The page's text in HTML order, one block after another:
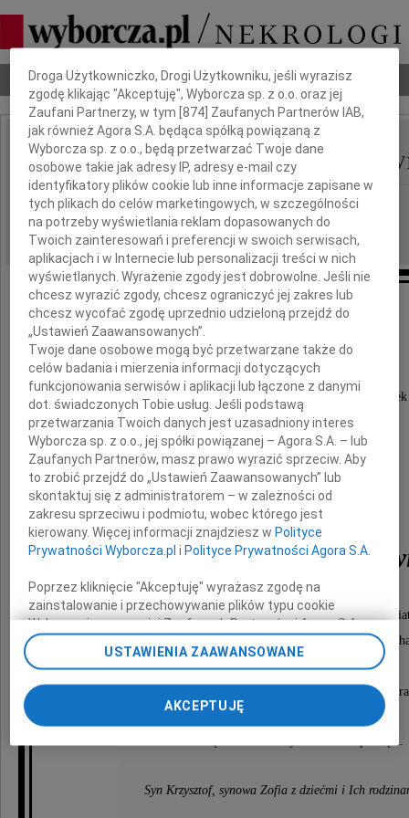
Nekrologi Odeszli Poradnik pogrzebowy
IMIĘ I NAZWISKO: Ludwik Marian
REGION: cała Polska
DATA EMISJI: 03.06.2020
Z ogromnym bólem i żalem informujemy,
że w wieku 97 lat
w dniu 28 maja 2020 roku odszedł
Nasz Najukochańszy Tata, Dziadek i Pradziadek
płk nawigator w st. sp.
Ludwik Marian
Kresowiak ur. w Tarnopolu, Kombatant II wojny
Był niezwykłym człowiekiem, pełnym dobroci, pogody
z ogromnym szacunkiem do każdego.
Nauczyciel wielu wojskowych roczników kadr lotniczych
Zawsze będziesz w Naszych sercach i pamięci.
Syn Krzysztof, synowa Zofia z dziećmi i Ich
Dbamy o Twoją prywatność
Droga Użytkowniczko, Drogi Użytkowniku, jeśli wyrazisz
zgodę klikając "Akceptuję", Wyborcza sp. z o.o. oraz jej
Zaufani Partnerzy, w tym [874] Zaufanych Partnerów IAB,
jak również Agora S.A. będąca spółką powiązaną z
Wyborcza sp. z o.o., będą przetwarzać Twoje dane
osobowe takie jak adresy IP, adresy e-mail czy
identyfikatory plików cookie lub inne informacje zapisane w
tych plikach do celów marketingowych, w szczególności
na potrzeby wyświetlania reklam dopasowanych do
Twoich zainteresowań i preferencji w swoich serwisach,
aplikacjach i w Internecie lub personalizacji treści w nich
wyświetlanych. Wyrażenie zgody jest dobrowolne. Jeśli nie
chcesz wyrazić zgody, chcesz ograniczyć jej zakres lub
chcesz wycofać zgodę uprzednio udzieloną przejdź do
„Ustawień Zaawansowanych”.
Twoje dane osobowe mogą być przetwarzane także do
celów badania i mierzenia informacji dotyczących
funkcjonowania serwisów i aplikacji lub łączone z danymi
dot. świadczonych Tobie usług. Jeśli podstawą
przetwarzania Twoich danych jest uzasadniony interes
Wyborcza sp. z o.o., jej spółki powiązanej – Agora S.A. – lub
Zaufanych Partnerów, masz prawo wyrazić sprzeciw. Aby
to zrobić przejdź do „Ustawień Zaawansowanych” lub
skontaktuj się z administratorem – w zależności od
zakresu sprzeciwu i podmiotu, wobec którego jest
kierowany. Więcej informacji znajdziesz wPolityce
Prywatności Wyborcza.pl iPolityce Prywatności Agora S.A.
Poprzez kliknięcie "Akceptuję" wyrażasz zgodę na
zainstalowanie i przechowywanie plików typu cookie
Wyborczej sp. z o. o. jej Zaufanych Partnerów i Agora S.A.
na Twoim urządzeniu końcowym. Możesz też w każdej
chwili zmienić swoje preferencje dot. plików cookie,
preferencjami dot. przetwarzania danych poprzez
odnośnik „Ustawienia prywatności” w stopce serwisu i
Zmiana ustawień plików cookie możliwa jest także za
USTAWIENIA ZAAWANSOWANE
AKCEPTUJĘ